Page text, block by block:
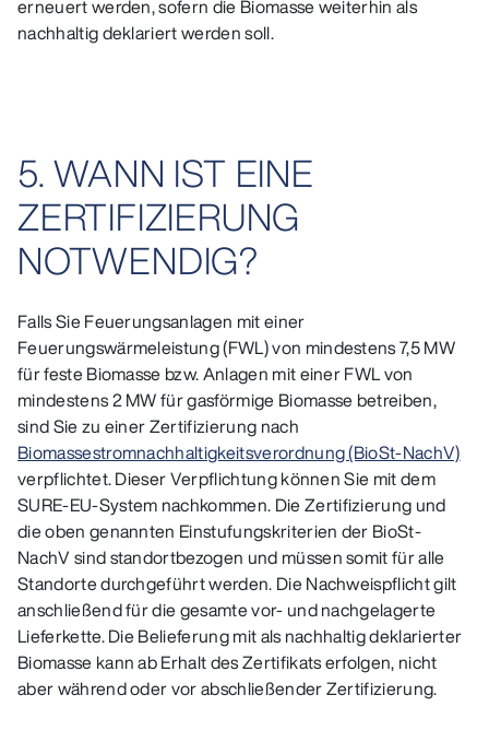
erneuert werden, sofern die Biomasse weiterhin als
nachhaltig deklariert werden soll.
5. WANN IST EINE
ZERTIFIZIERUNG
NOTWENDIG?
Falls Sie Feuerungsanlagen mit einer
Feuerungswärmeleistung (FWL) von mindestens 7,5 MW
für feste Biomasse bzw. Anlagen mit einer FWL von
mindestens 2 MW für gasförmige Biomasse betreiben,
sind Sie zu einer Zertifizierung nach
Biomassestromnachhaltigkeitsverordnung (BioSt-NachV)
verpflichtet. Dieser Verpflichtung können Sie mit dem
SURE-EU-System nachkommen. Die Zertifizierung und
die oben genannten Einstufungskriterien der BioSt-
NachV sind standortbezogen und müssen somit für alle
Standorte durchgeführt werden. Die Nachweispflicht gilt
anschließend für die gesamte vor- und nachgelagerte
Lieferkette. Die Belieferung mit als nachhaltig deklarierter
Biomasse kann ab Erhalt des Zertifikats erfolgen, nicht
aber während oder vor abschließender Zertifizierung.